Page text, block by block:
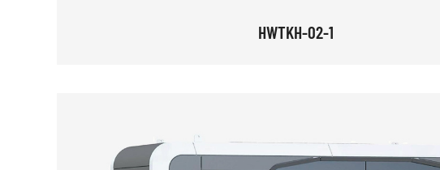
HWTKH-02-1